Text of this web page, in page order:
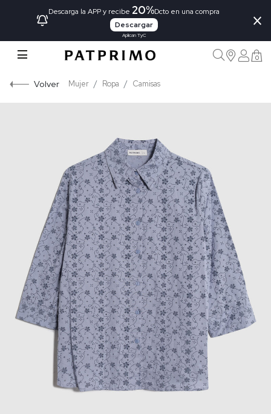
Descarga la APP y recibe 20%Dcto en una compra
Descargar
Aplican TyC
×
0
Volver Mujer Ropa Camisas